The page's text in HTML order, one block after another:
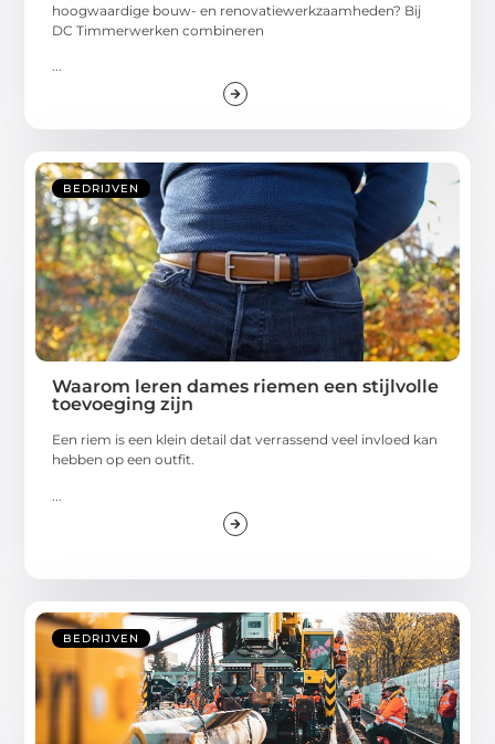
hoogwaardige bouw- en renovatiewerkzaamheden? Bij
DC Timmerwerken combineren
...
BEDRIJVEN
Waarom leren dames riemen een stijlvolle
toevoeging zijn
Een riem is een klein detail dat verrassend veel invloed kan
hebben op een outfit.
BEDRIJVEN